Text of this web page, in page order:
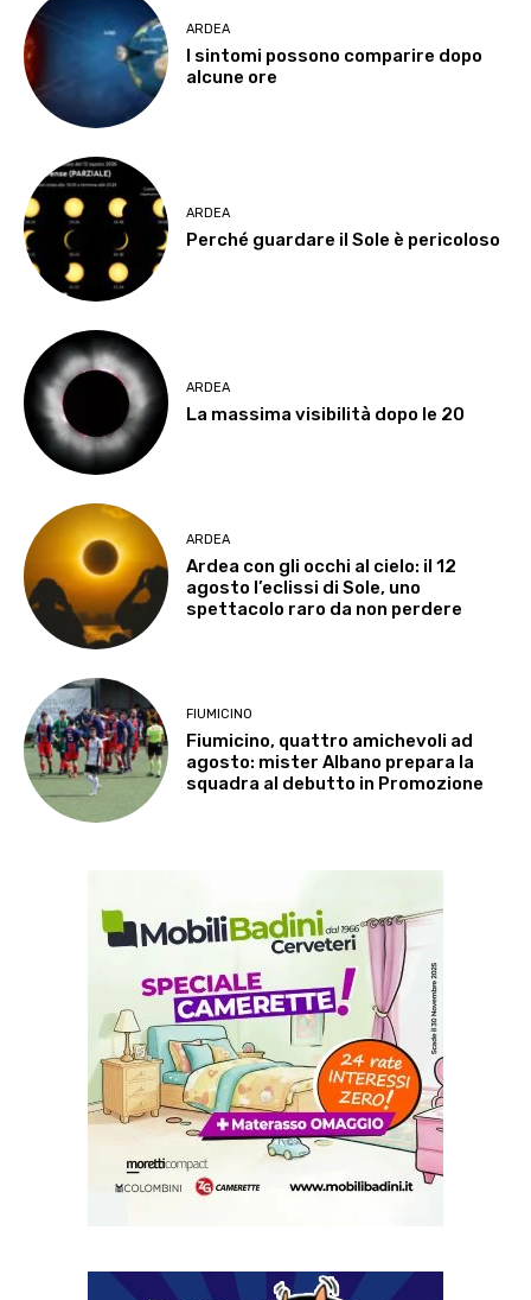
ARDEA
I sintomi possono comparire dopo
alcune ore
ARDEA
Perché guardare il Sole è pericoloso
ARDEA
La massima visibilità dopo le 20
ARDEA
Ardea con gli occhi al cielo: il 12
agosto l’eclissi di Sole, uno
spettacolo raro da non perdere
FIUMICINO
Fiumicino, quattro amichevoli ad
agosto: mister Albano prepara la
squadra al debutto in Promozione